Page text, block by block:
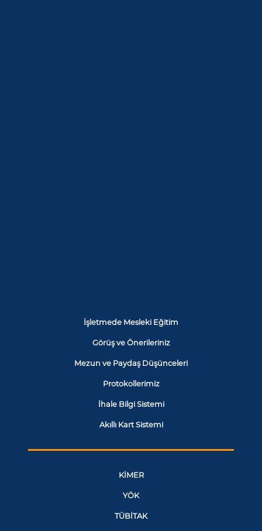
İşletmede Mesleki Eğitim
Görüş ve Önerileriniz
Mezun ve Paydaş Düşünceleri
Protokollerimiz
İhale Bilgi Sistemi
Akıllı Kart Sistemi
KİMER
YÖK
TÜBİTAK